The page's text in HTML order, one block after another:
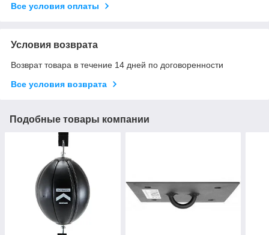
Все условия оплаты
Условия возврата
Возврат товара в течение 14 дней по договоренности
Все условия возврата
Подобные товары компании